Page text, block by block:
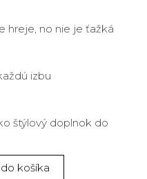
hreje, no nie je ťažká
izbu
štýlový doplnok do
košíka